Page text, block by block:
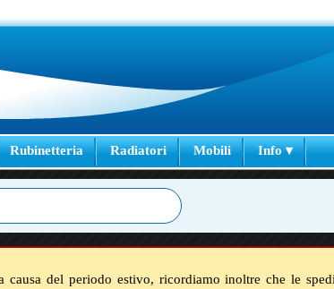
Rubinetteria Radiatori Mobili Info ▾
del periodo estivo, ricordiamo inoltre che le